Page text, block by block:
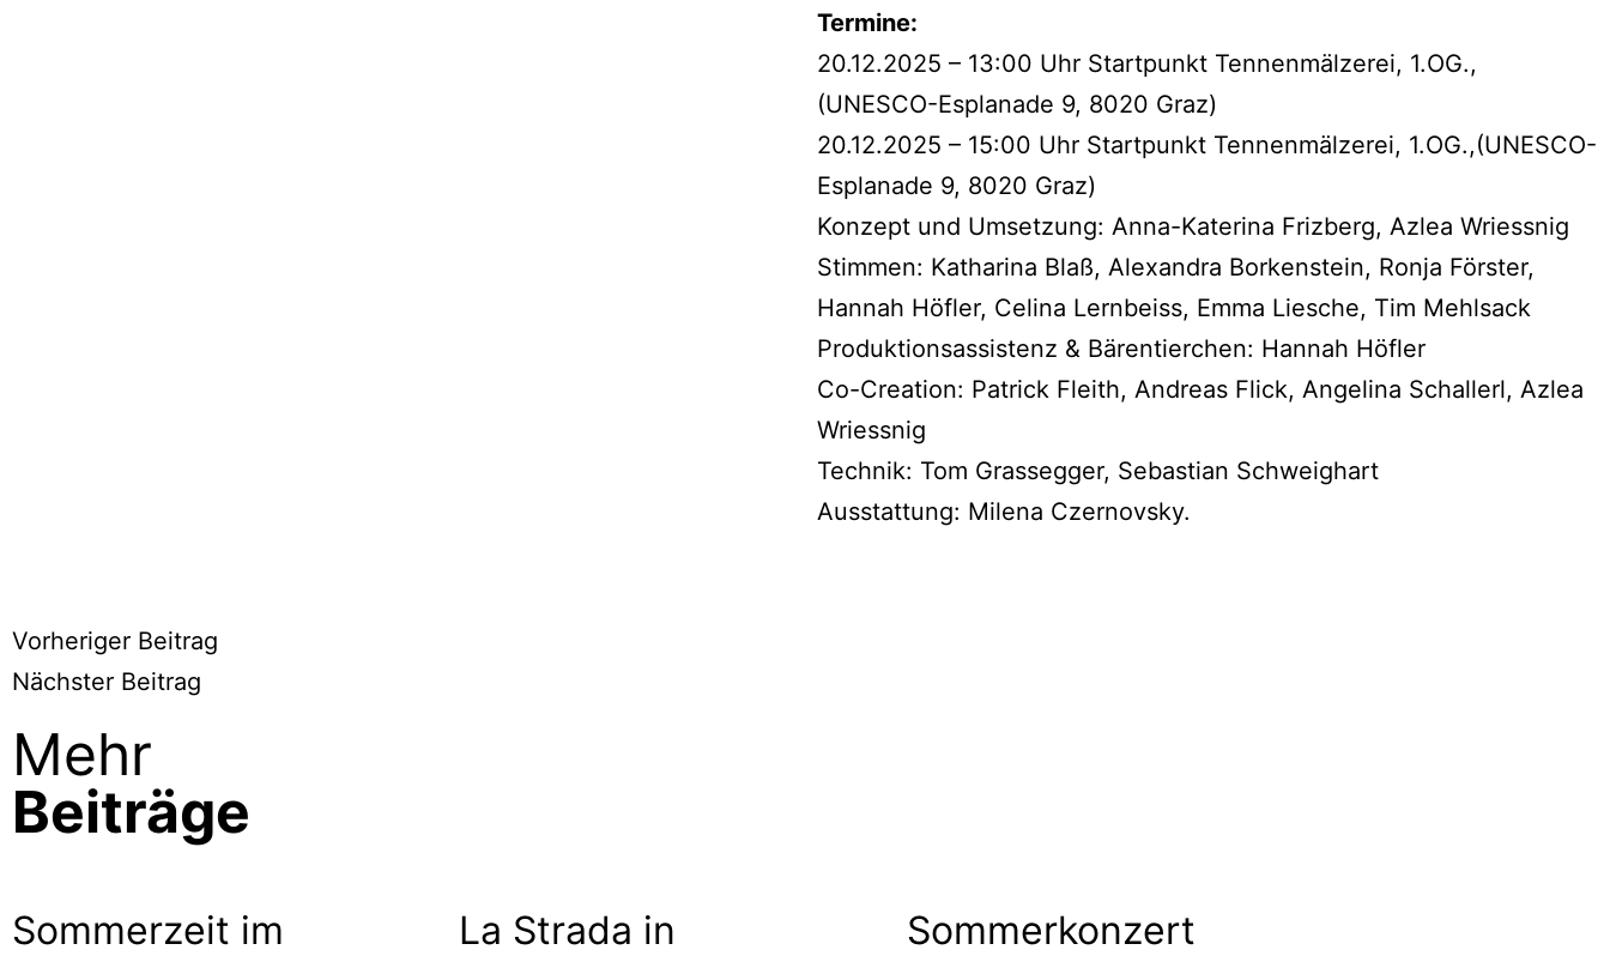
Termine:
20.12.2025 – 13:00 Uhr Startpunkt Tennenmälzerei, 1.OG.,
(UNESCO-Esplanade 9, 8020 Graz)
20.12.2025 – 15:00 Uhr Startpunkt Tennenmälzerei, 1.OG.,(UNESCO-
Esplanade 9, 8020 Graz)
Konzept und Umsetzung: Anna-Katerina Frizberg, Azlea Wriessnig
Stimmen: Katharina Blaß, Alexandra Borkenstein, Ronja Förster,
Hannah Höfler, Celina Lernbeiss, Emma Liesche, Tim Mehlsack
Produktionsassistenz & Bärentierchen: Hannah Höfler
Co-Creation: Patrick Fleith, Andreas Flick, Angelina Schallerl, Azlea
Wriessnig
Technik: Tom Grassegger, Sebastian Schweighart
Ausstattung: Milena Czernovsky.
Vorheriger Beitrag
Nächster Beitrag
Mehr
Beiträge
Sommerzeit im La Strada in Sommerkonzert